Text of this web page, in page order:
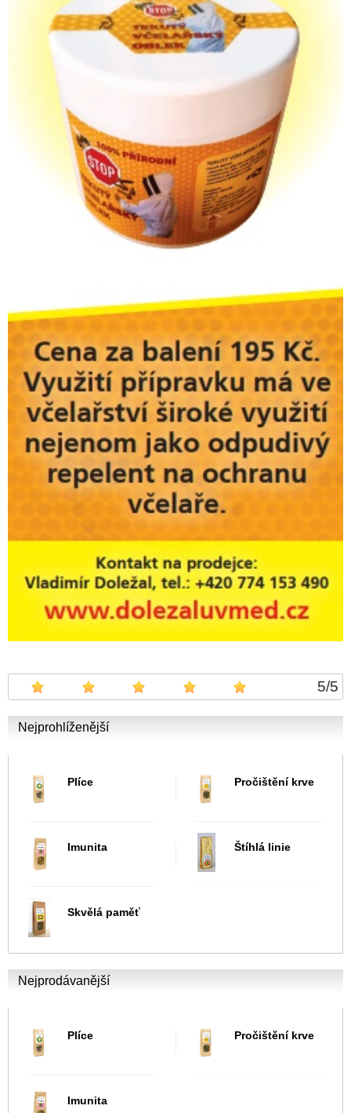
5/5
Nejprohlíženější
Plíce Pročištění krve
Imunita Štíhlá linie
Skvělá paměť
Nejprodávanější
Plíce Pročištění krve
Imunita